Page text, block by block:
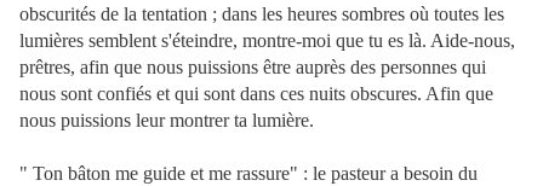
obscurités de la tentation ; dans les heures sombres où toutes les
lumières semblent s'éteindre, montre-moi que tu es là. Aide-nous,
prêtres, afin que nous puissions être auprès des personnes qui
nous sont confiés et qui sont dans ces nuits obscures. Afin que
nous puissions leur montrer ta lumière.
" Ton bâton me guide et me rassure" : le pasteur a besoin du